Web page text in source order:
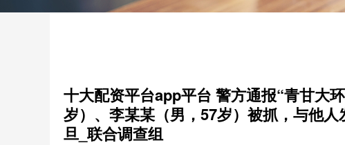
十大配资平台app平台 警方通报“青甘大
岁）、李某某（男，57岁）被抓，与他
旦_联合调查组